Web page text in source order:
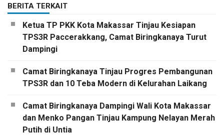
BERITA TERKAIT
Ketua TP PKK Kota Makassar Tinjau Kesiapan
TPS3R Paccerakkang, Camat Biringkanaya Turut
Dampingi
Camat Biringkanaya Tinjau Progres Pembangunan
TPS3R dan 10 Teba Modern di Kelurahan Laikang
Camat Biringkanaya Dampingi Wali Kota Makassar
dan Menko Pangan Tinjau Kampung Nelayan Merah
Putih di Untia